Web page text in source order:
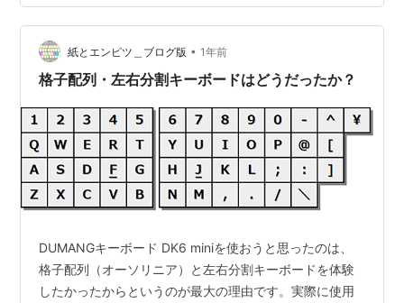
の？ 私の周りでスマホをローマ字入力にしている人を主
人以外に見たことがない(^^; 義父のGalaxyを平仮名入力
に変えようと思ったのですが、調べてもなかなかその通
りにはいかず、四苦八苦して、ようやく平仮名入力に変
紙とエンピツ＿ブログ版 • 1年前
格子配列・左右分割キーボードはどうだったか？
DUMANGキーボード DK6 miniを使おうと思ったのは、
格子配列（オーソリニア）と左右分割キーボードを体験
したかったからというのが最大の理由です。実際に使用